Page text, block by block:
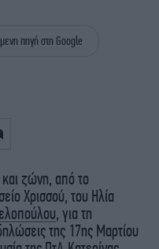
πηγή στη Google
και ζώνη, από το
Χρισσού, του Ηλία
, για τη
της 17ης Μαρτίου